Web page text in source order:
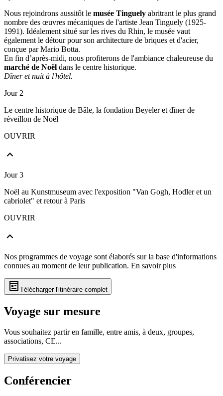
Nous rejoindrons aussitôt le musée Tinguely abritrant le plus grand
nombre des œuvres mécaniques de l'artiste Jean Tinguely (1925-
1991). Idéalement situé sur les rives du Rhin, le musée vaut
également le détour pour son architecture de briques et d'acier,
conçue par Mario Botta.
En fin d’après-midi, nous profiterons de l'ambiance chaleureuse du
marché de Noël dans le centre historique.
Dîner et nuit à l'hôtel.
Jour 2
Le centre historique de Bâle, la fondation Beyeler et dîner de
réveillon de Noël
OUVRIR
Jour 3
Noël au Kunstmuseum avec l'exposition "Van Gogh, Hodler et un
cabriolet" et retour à Paris
OUVRIR
Nos programmes de voyage sont élaborés sur la base d'informations
connues au moment de leur publication. En savoir plus
Télécharger l'itinéraire complet
Voyage sur mesure
Vous souhaitez partir en famille, entre amis, à deux, groupes,
associations, CE...
Privatisez votre voyage
Conférencier